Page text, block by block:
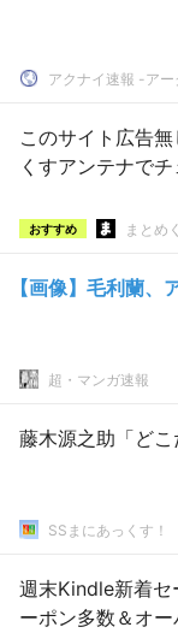
アクナイ速報 -ア
このサイト広告
くすアンテナでチ
おすすめ まとめ
【画像】毛利蘭
超・マンガ速報
藤木源之助「どこ
SSまにあっくす！
週末Kindle新着セ
ーポン多数＆オ